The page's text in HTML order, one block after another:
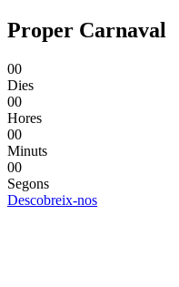
Proper Carnaval
00
Dies
00
Hores
00
Minuts
00
Segons
Descobreix-nos